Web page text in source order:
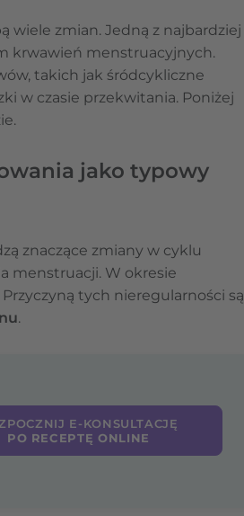
wiele zmian. Jedną z najbardziej
krwawień menstruacyjnych.
takich jak śródcykliczne
w czasie przekwitania. Poniżej
jako typowy
znaczące zmiany w cyklu
menstruacji. W okresie
Przyczyną tych nieregularności są
.
E-KONSULTACJĘ
PO RECEPTĘ ONLINE